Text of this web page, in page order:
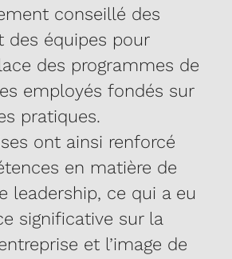
conseillé des
des équipes pour
des programmes de
employés fondés sur
pratiques.
ont ainsi renforcé
en matière de
leadership, ce qui a eu
significative sur la
et l’image de